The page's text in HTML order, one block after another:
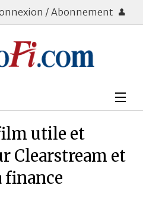
/ Abonnement
utile et
Clearstream et
finance